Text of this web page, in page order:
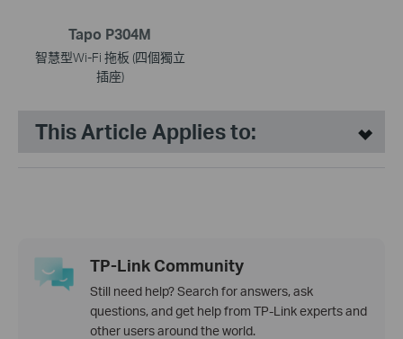
Tapo P304M
智慧型Wi-Fi 拖板 (四個獨立
插座)
This Article Applies to:
TP-Link Community
Still need help? Search for answers, ask
questions, and get help from TP-Link experts and
other users around the world.